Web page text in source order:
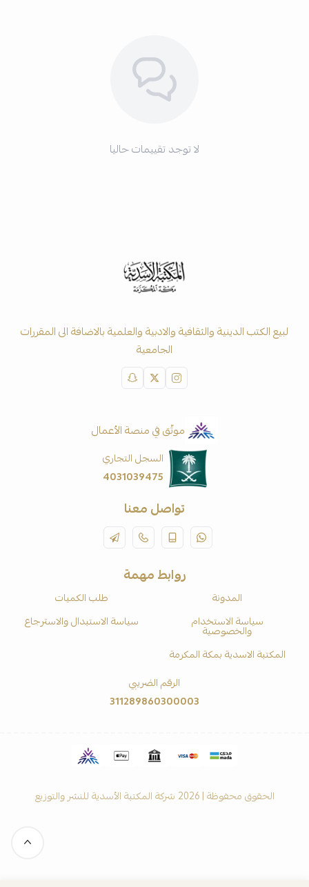
لا توجد تقييمات حاليا
لبيع الكتب الدينية والثقافية والادبية والعلمية بالاضافة الى المقررات
الجامعية
موثّق في منصة الأعمال
السجل التجاري
4031039475
تواصل معنا
روابط مهمة
المدونة
طلب الكميات
سياسة الاستخدام
والخصوصية
سياسة الاستبدال والاسترجاع
المكتبة الاسدية بمكة المكرمة
الرقم الضريبي
311289860300003
الحقوق محفوظة | 2026 شركة المكتبة الأسدية للنشر والتوزيع